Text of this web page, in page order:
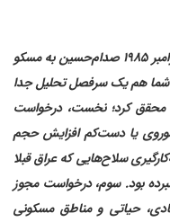
‌ جناب ایزدی فراموش نکنیم سفر دوروزه ۱۶ نوامبر ۱۹۸۵ صدام‌حسین به مسکو
شما هم یک سرفصل تحلیل جدا
محقق کرد؛ نخست، درخواست
شوروی یا دست‌کم افزایش حجم
سلاح‌هایی که عراق قبلا
بود. سوم، درخواست مجوز
حیاتی و مناطق مسکونی